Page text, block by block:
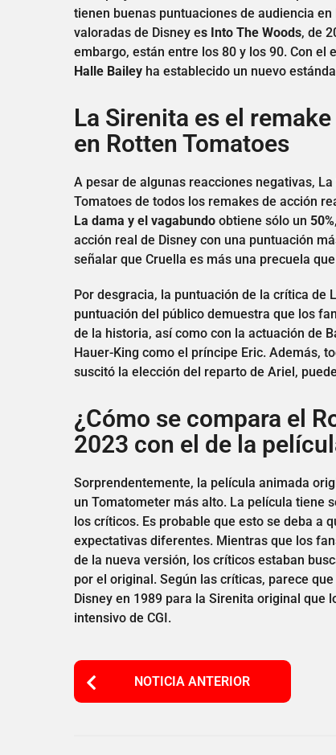
tienen buenas puntuaciones de audiencia
valoradas de Disney es Into The Woods, de
embargo, están entre los 80 y los 90. Con el
Halle Bailey ha establecido un nuevo
La Sirenita es el
en Rotten Tomatoes
A pesar de algunas reacciones negativas,
Tomatoes de todos los remakes de acción
La dama y el vagabundo obtiene sólo un 50%
acción real de Disney con una puntuación
señalar que Cruella es más una precuela
Por desgracia, la puntuación de la crítica de
puntuación del público demuestra que los
de la historia, así como con la actuación de
Hauer-King como el príncipe Eric. Además,
suscitó la elección del reparto de Ariel,
¿Cómo se compara el
2023 con el de la
Sorprendentemente, la película animada
un Tomatometer más alto. La película tiene
los críticos. Es probable que esto se deba a
expectativas diferentes. Mientras que los
de la nueva versión, los críticos estaban
por el original. Según las críticas, parece
Disney en 1989 para la Sirenita original que
intensivo de CGI.
P
o
NOTICIA ANTERIOR